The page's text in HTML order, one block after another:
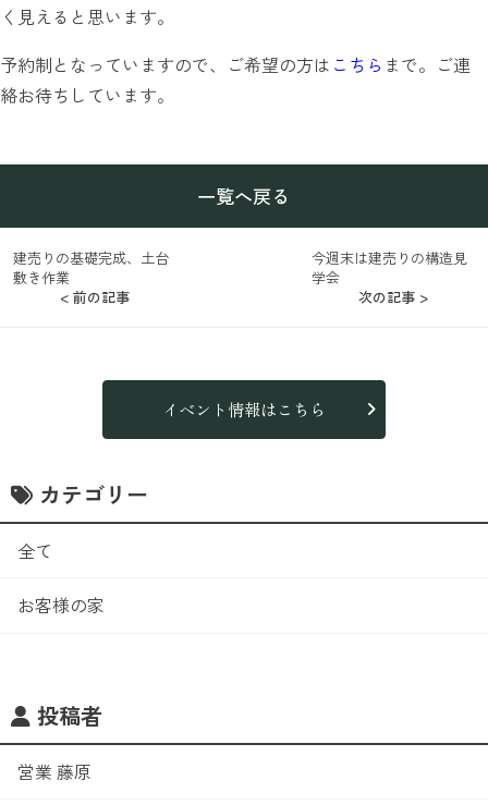
く見えると思います。
予約制となっていますので、ご希望の方は こちら まで。ご連
絡お待ちしています。
< 前の記事
建売りの基礎完成、土台
敷き作業
一覧へ戻る
今週末は建売りの構造見
学会
次の記事 >
イベント情報はこちら
カテゴリー
全て
お客様の家
投稿者
営業 藤原